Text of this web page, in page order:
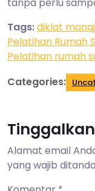
Tags:diklat
Pelatihan Rumah
Pelatihan rumah
Categories:
Alamat email
yang wajib